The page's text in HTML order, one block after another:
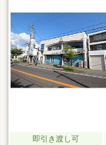
即引き渡し可